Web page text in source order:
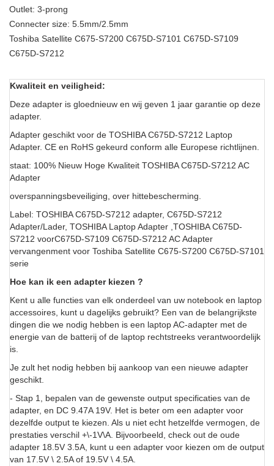
Outlet: 3-prong
Connecter size: 5.5mm/2.5mm
Toshiba Satellite C675-S7200 C675D-S7101 C675D-S7109
C675D-S7212
Kwaliteit en veiligheid:
Deze adapter is gloednieuw en wij geven 1 jaar garantie op deze
adapter.
Adapter geschikt voor de TOSHIBA C675D-S7212 Laptop
Adapter. CE en RoHS gekeurd conform alle Europese richtlijnen.
staat: 100% Nieuw Hoge Kwaliteit TOSHIBA C675D-S7212 AC
Adapter
overspanningsbeveiliging, over hittebescherming.
Label: TOSHIBA C675D-S7212 adapter, C675D-S7212
Adapter/Lader, TOSHIBA Laptop Adapter ,TOSHIBA C675D-
S7212 voorC675D-S7109 C675D-S7212 AC Adapter
vervangenment voor Toshiba Satellite C675-S7200 C675D-S7101
serie
Hoe kan ik een adapter kiezen ?
Kent u alle functies van elk onderdeel van uw notebook en laptop
accessoires, kunt u dagelijks gebruikt? Een van de belangrijkste
dingen die we nodig hebben is een laptop AC-adapter met de
energie van de batterij of de laptop rechtstreeks verantwoordelijk
is.
Je zult het nodig hebben bij aankoop van een nieuwe adapter
geschikt.
- Stap 1, bepalen van de gewenste output specificaties van de
adapter, en DC 9.47A 19V. Het is beter om een adapter voor
dezelfde output te kiezen. Als u niet echt hetzelfde vermogen, de
prestaties verschil +\-1V\A. Bijvoorbeeld, check out de oude
adapter 18.5V 3.5A, kunt u een adapter voor kiezen om de output
van 17.5V \ 2.5A of 19.5V \ 4.5A.